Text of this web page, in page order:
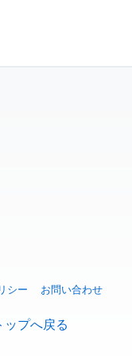
など、日本語学習に
り練習帳
駅名検索など、各種
スニング練習など英
辞典
など、アジア言語学
ル
発音を確認できま
発音 🔊
がら学べるゲームで
新）
字や英語を検索でき
シー お問い合わせ
ップへ戻る